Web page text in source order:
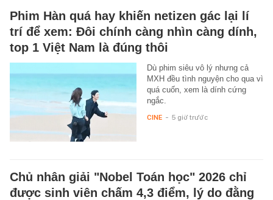
Phim Hàn quá hay khiến netizen gác lại lí
trí để xem: Đôi chính càng nhìn càng dính,
top 1 Việt Nam là đúng thôi
Dù phim siêu vô lý nhưng cả
MXH đều tình nguyện cho qua vì
quá cuốn, xem là dính cứng
ngắc.
CINE - 5 giờ trước
Chủ nhân giải "Nobel Toán học" 2026 chỉ
được sinh viên chấm 4,3 điểm, lý do đằng